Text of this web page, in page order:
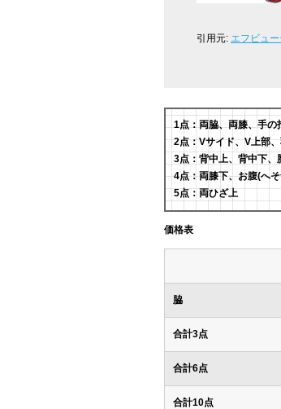
引用元: エフビュ
1点：両脇、両膝、手の
2点：Vサイド、V上部
3点：背中上、背中下、
4点：両膝下、お腹(へ
5点：両ひざ上
価格表
脇
合計3点
合計6点
合計10点